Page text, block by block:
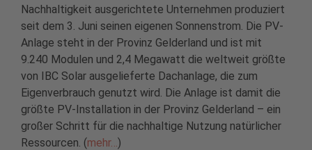
Nachhaltigkeit ausgerichtete Unternehmen produziert
seit dem 3. Juni seinen eigenen Sonnenstrom. Die PV-
Anlage steht in der Provinz Gelderland und ist mit
9.240 Modulen und 2,4 Megawatt die weltweit größte
von IBC Solar ausgelieferte Dachanlage, die zum
Eigenverbrauch genutzt wird. Die Anlage ist damit die
größte PV-Installation in der Provinz Gelderland – ein
großer Schritt für die nachhaltige Nutzung natürlicher
Ressourcen. (mehr… )